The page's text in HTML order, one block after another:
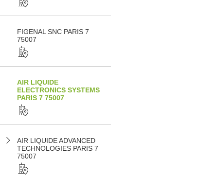
FIGENAL SNC PARIS 7
75007
AIR LIQUIDE
ELECTRONICS SYSTEMS
PARIS 7 75007
AIR LIQUIDE ADVANCED
TECHNOLOGIES PARIS 7
75007